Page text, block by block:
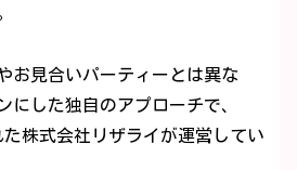
お見合いパーティーとは異な
にした独自のアプローチで、
た株式会社リザライが運営してい